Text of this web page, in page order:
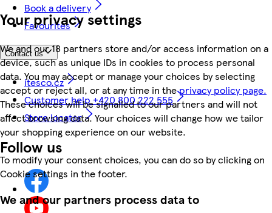
Your privacy settings
We and our 18 partners store and/or access information on a
device, such as unique IDs in cookies to process personal
data. You may accept or manage your choices by selecting
accept or reject all, or at any time in theprivacy policy page.
These choices will be signalled to our partners and will not
affect browsing data. Your choices will change how we tailor
your shopping experience on our website.
To modify your consent choices, you can do so by clicking on
Cookie settings in the footer.
We and our partners process data to
Book a delivery
Favourites
Contact us
itesco.cz
Customer help +420 800 222 555
Store locator
Follow us